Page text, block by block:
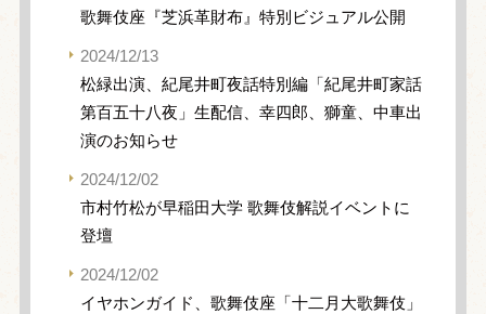
歌舞伎座『芝浜革財布』特別ビジュアル公開
2024/12/13
松緑出演、紀尾井町夜話特別編「紀尾井町家話
第百五十八夜」生配信、幸四郎、獅童、中車出
演のお知らせ
2024/12/02
市村竹松が早稲田大学 歌舞伎解説イベントに
登壇
2024/12/02
イヤホンガイド、歌舞伎座「十二月大歌舞伎」